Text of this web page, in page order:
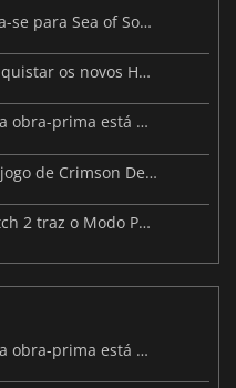
Hollow Knight: Silksong prepara-se para Sea of Sorrow com um patch
A Invasão dos Illuminados: Conquistar os novos Helldivers 2 Atualização!
GTA VI: Para além dos atrasos, a obra-prima está quase a chegar
Pearl Abyss revela imagens de jogo de Crimson Desert para a PS5
A atualização da Nintendo Switch 2 traz o Modo Portátil aos jogos mais antigos da Switch
GTA VI: Para além dos atrasos, a obra-prima está quase a chegar